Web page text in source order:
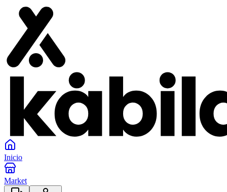
Inicio
Market